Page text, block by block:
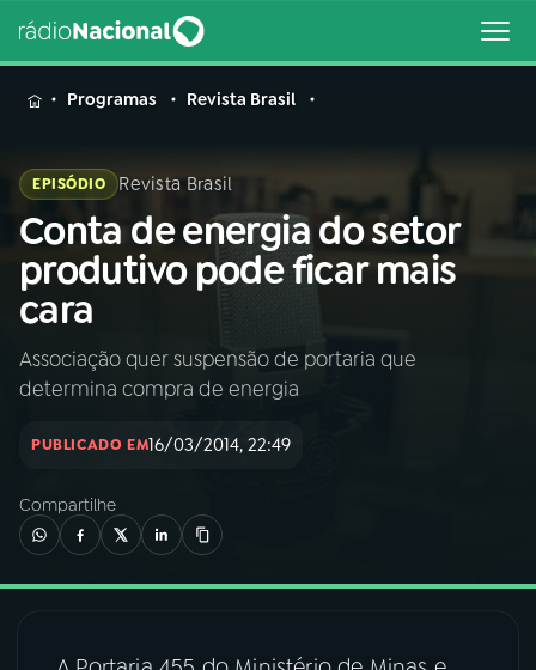
MENU
Buscar
na
Rádio
Nacional
Buscar
AO VIVO
INÍCIO
02A RÁDIO
03PROGRAMAÇÃO
Programas Revista Brasil
EPISÓDIO Revista Brasil
Conta de energia do setor
produtivo pode ficar mais
cara
Associação quer suspensão de portaria que
determina compra de energia
PUBLICADO EM16/03/2014, 22:49
Compartilhe